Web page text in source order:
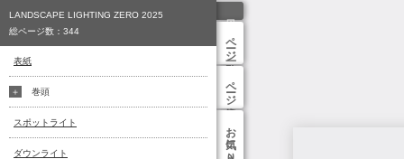
ページ一覧
ページ検索
お気に入り
LANDSCAPE LIGHTING ZERO 2025
総ページ数： 344
表紙
巻頭
スポットライト
ダウンライト